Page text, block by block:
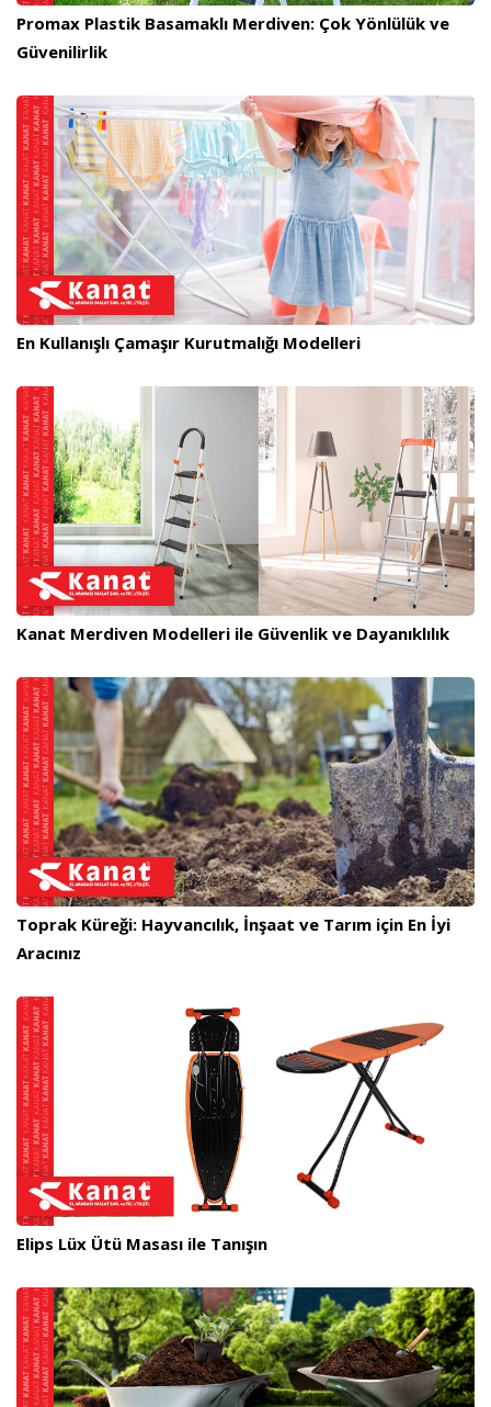
Promax Plastik Basamaklı Merdiven: Çok Yönlülük ve
Güvenilirlik
En Kullanışlı Çamaşır Kurutmalığı Modelleri
Kanat Merdiven Modelleri ile Güvenlik ve Dayanıklılık
Toprak Küreği: Hayvancılık, İnşaat ve Tarım için En İyi
Aracınız
Elips Lüx Ütü Masası ile Tanışın